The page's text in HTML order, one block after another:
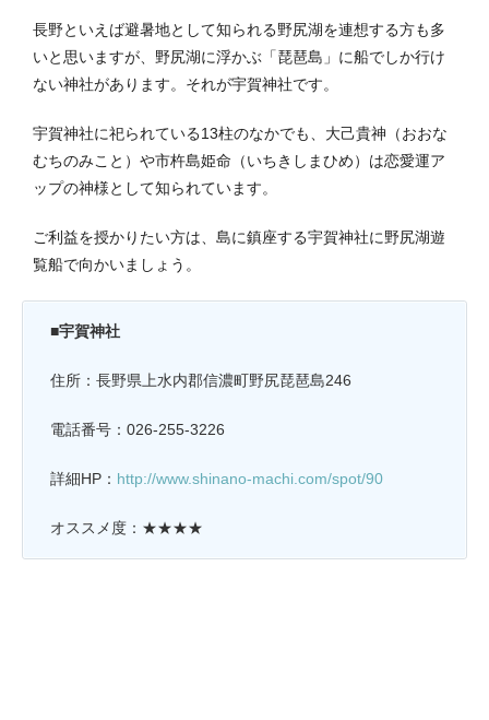
長野といえば避暑地として知られる野尻湖を連想する方も多
いと思いますが、野尻湖に浮かぶ「琵琶島」に船でしか行け
ない神社があります。それが宇賀神社です。
宇賀神社に祀られている13柱のなかでも、大己貴神（おおな
むちのみこと）や市杵島姫命（いちきしまひめ）は恋愛運ア
ップの神様として知られています。
ご利益を授かりたい方は、島に鎮座する宇賀神社に野尻湖遊
覧船で向かいましょう。
■宇賀神社
住所：長野県上水内郡信濃町野尻琵琶島246
電話番号：026-255-3226
詳細HP： http://www.shinano-machi.com/spot/90
オススメ度：★★★★